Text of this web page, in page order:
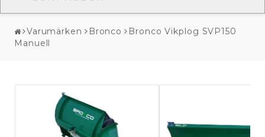
Varumärken Bronco
Bronco Vikplog SVP150
Manuell